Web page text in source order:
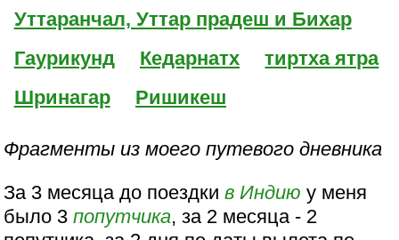
Уттаранчал, Уттар прадеш и Бихар
Гаурикунд
Кедарнатх
тиртха ятра
Шринагар
Ришикеш
Фрагменты из моего путевого дневника
За 3 месяца до поездкив Индию у меня
было 3попутчика, за 2 месяца - 2